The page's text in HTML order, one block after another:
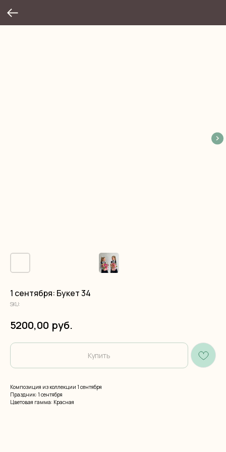
1 сентября: Букет 34
SKU:
5200,00 руб.
Купить
Композиция из коллекции 1 сентября
Праздник: 1 сентября
Цветовая гамма: Красная